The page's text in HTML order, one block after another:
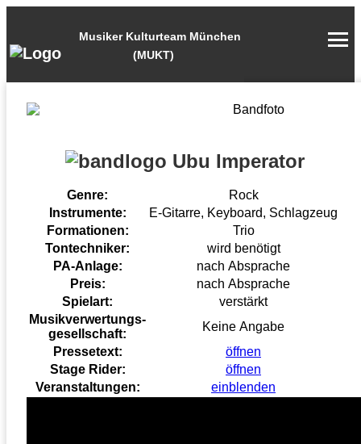
Musiker Kulturteam München
(MUKT)
Ubu Imperator
Genre:
Rock
Instrumente:
E-Gitarre, Keyboard, Schlagzeug
Formationen:
Trio
Tontechniker:
wird benötigt
PA-Anlage:
nach Absprache
Preis:
nach Absprache
Spielart:
verstärkt
Musikverwertungs-
gesellschaft:
Keine Angabe
Pressetext:
öffnen
Stage Rider:
öffnen
Veranstaltungen:
einblenden